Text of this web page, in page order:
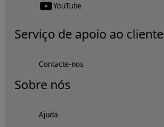
YouTube
Serviço de apoio ao cliente
Contacte-nos
Sobre nós
Ajuda